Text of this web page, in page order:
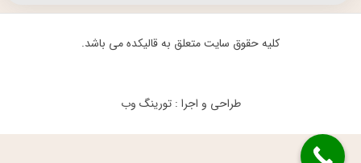
کلیه حقوق سایت متعلق به قالیکده می باشد.
طراحی و اجرا : تورینگ وب